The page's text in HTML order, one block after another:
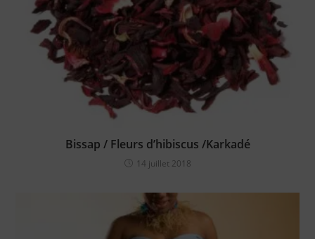
Bissap / Fleurs d’hibiscus /Karkadé
14 juillet 2018